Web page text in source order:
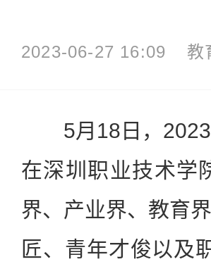
2023-06-27 16:09 教
5月18日，2023
在深圳职业技术学
界、产业界、教育
匠、青年才俊以及